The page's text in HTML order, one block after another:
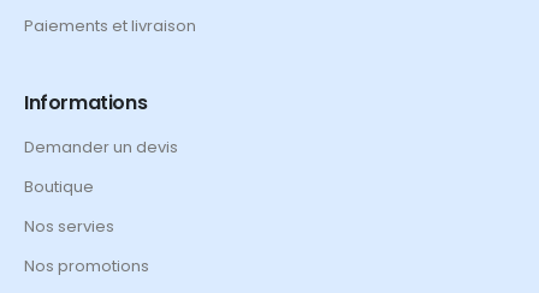
Paiements et livraison
Informations
Demander un devis
Boutique
Nos servies
Nos promotions